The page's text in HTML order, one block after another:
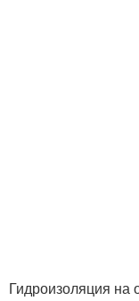
Гидроизоляция на